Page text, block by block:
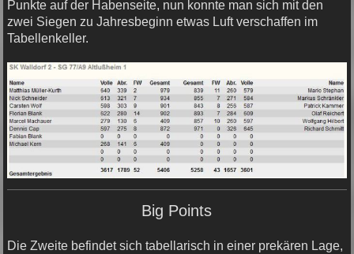
Punkte auf der Habenseite, nun konnte man sich mit den
zwei Siegen zu Jahresbeginn etwas Luft verschaffen im
Tabellenkeller.
Big Points
Die Zweite befindet sich tabellarisch in einer prekären Lage,